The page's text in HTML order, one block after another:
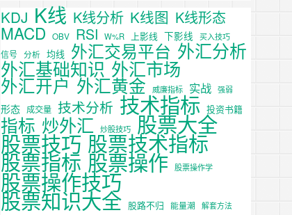
KDJ K线 K线分析 K线图 K线形态
MACD OBV RSI W%R 上影线 下影线 买入技巧
信号 分析 均线 外汇交易平台 外汇分析
外汇基础知识 外汇市场
外汇开户 外汇黄金 威廉指标 实战 强弱
形态 成交量 技术分析 技术指标 投资书籍
指标 炒外汇 炒股技巧 股票大全
股票技巧 股票技术指标
股票指标 股票操作 股票操作学
股票操作技巧
股票知识大全 股路不归 能量潮
解套方法